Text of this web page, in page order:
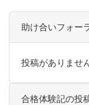
助け合いフォー
投稿がありませ
合格体験記の投